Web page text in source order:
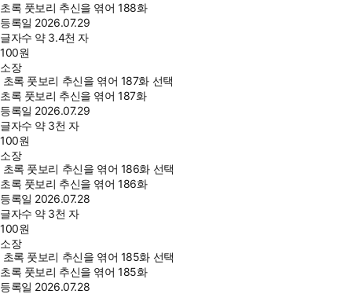
초록 풋보리 추신을 엮어 188화
등록일 2026.07.29
글자수 약 3.4천 자
100원
소장
초록 풋보리 추신을 엮어 187화 선택
초록 풋보리 추신을 엮어 187화
등록일 2026.07.29
글자수 약 3천 자
100원
소장
초록 풋보리 추신을 엮어 186화 선택
초록 풋보리 추신을 엮어 186화
등록일 2026.07.28
글자수 약 3천 자
100원
소장
초록 풋보리 추신을 엮어 185화 선택
초록 풋보리 추신을 엮어 185화
등록일 2026.07.28